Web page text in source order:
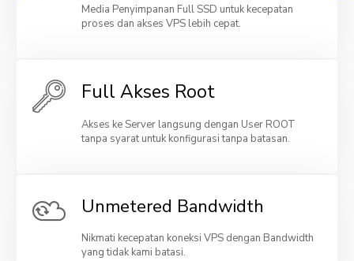
Media Penyimpanan Full SSD untuk kecepatan
proses dan akses VPS lebih cepat.
Full Akses Root
Akses ke Server langsung dengan User ROOT
tanpa syarat untuk konfigurasi tanpa batasan.
Unmetered Bandwidth
Nikmati kecepatan koneksi VPS dengan Bandwidth
yang tidak kami batasi.